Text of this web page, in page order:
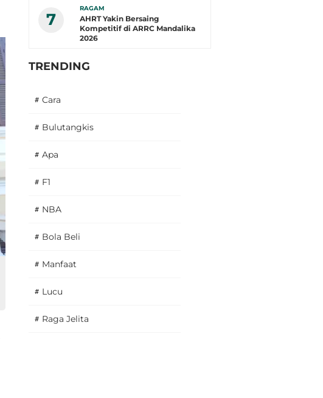
7
RAGAM
AHRT Yakin Bersaing
Kompetitif di ARRC Mandalika
2026
TRENDING
# Cara
# Bulutangkis
# Apa
# F1
# NBA
# Bola Beli
# Manfaat
# Lucu
# Raga Jelita